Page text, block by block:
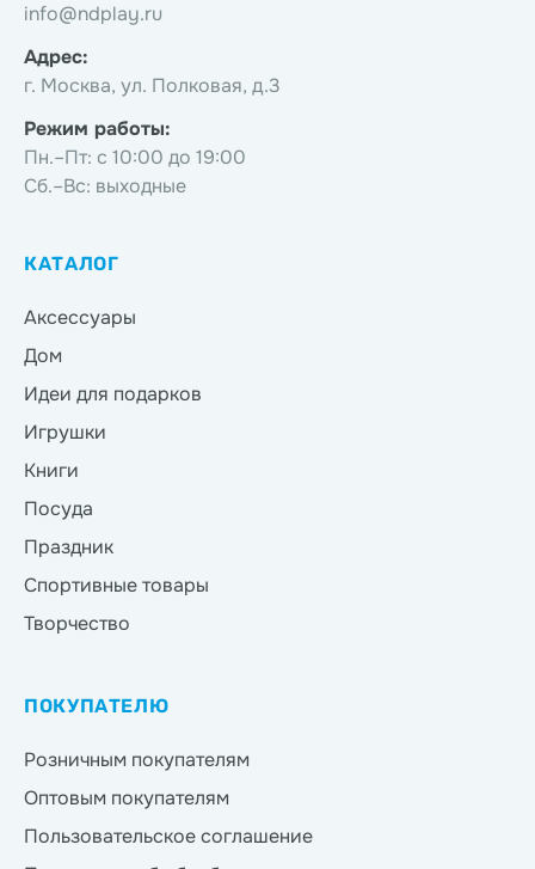
info@ndplay.ru
Адрес:
г. Москва, ул. Полковая, д.3
Режим работы:
Пн.–Пт: с 10:00 до 19:00
Сб.–Вс: выходные
КАТАЛОГ
Аксессуары
Дом
Идеи для подарков
Игрушки
Книги
Посуда
Праздник
Спортивные товары
Творчество
ПОКУПАТЕЛЮ
Розничным покупателям
Оптовым покупателям
Пользовательское соглашение